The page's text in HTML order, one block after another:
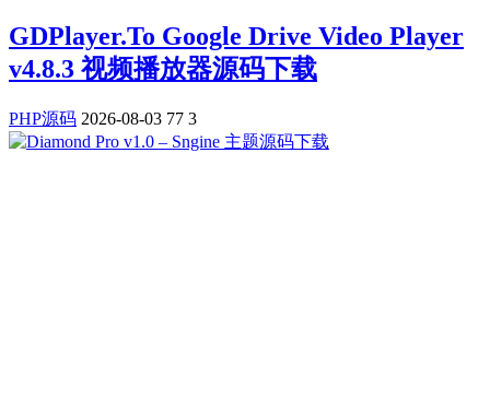
GDPlayer.To Google Drive Video Player
v4.8.3 视频播放器源码下载
PHP源码 2026-08-03 77 3